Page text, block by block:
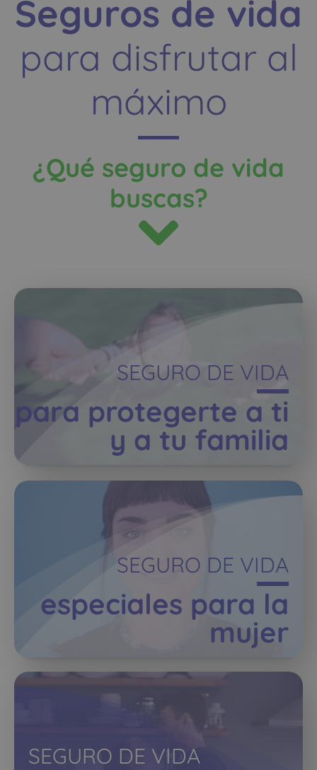
Seguros de vida
para disfrutar al
máximo
¿Qué seguro de vida
buscas?
SEGURO DE VIDA
para protegerte a ti
y a tu familia
SEGURO DE VIDA
especiales para la
mujer
SEGURO DE VIDA